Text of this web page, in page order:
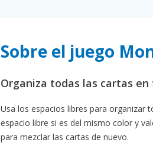
Sobre el juego
Organiza todas las cartas
Usa los espacios libres para organizar
espacio libre si es del mismo color y
para mezclar las cartas de nuevo.